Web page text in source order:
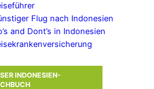
Flug nach Indonesien
and Dont’s in Indonesien
INDONESIEN-